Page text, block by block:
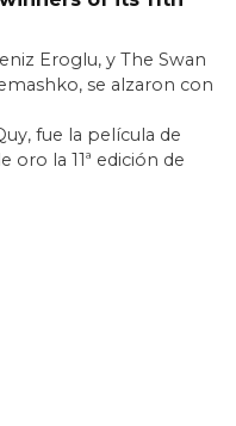
Eroglu, y The Swan
se alzaron con
fue la película de
oro la 11ª edición de